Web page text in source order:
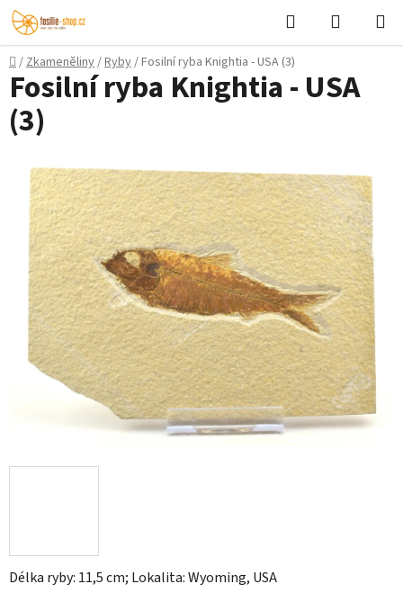
Přejít
na
obsah
Hledat
KOŠÍK
Domů
/Zkameněliny/Ryby/Fosilní ryba Knightia - USA (3)
Délka ryby: 11,5 cm; Lokalita: Wyoming, USA
Fosilní ryba Knightia - USA
(3)